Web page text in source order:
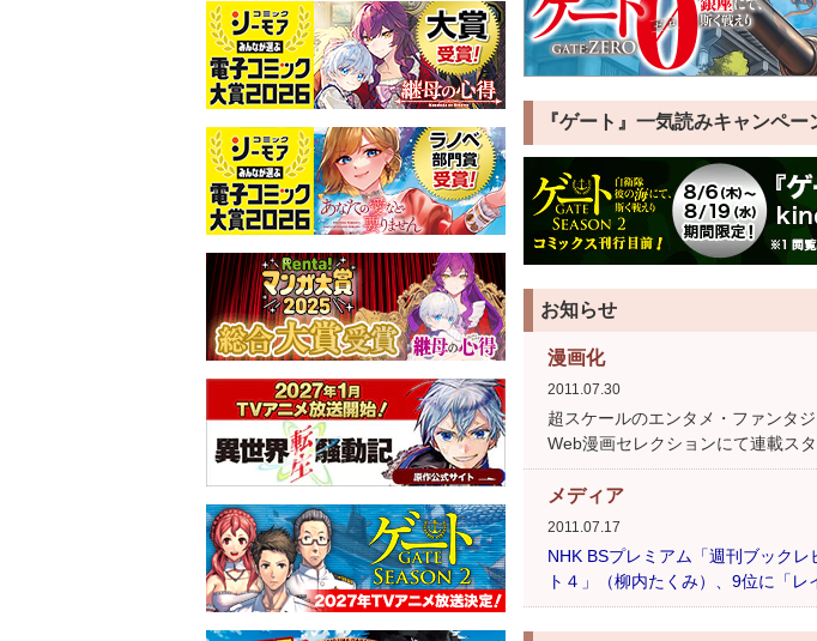
『ゲート』一気読みキャンペー
お知らせ
漫画化
2011.07.30
超スケールのエンタメ・ファンタ
Web漫画セレクションにて連載ス
メディア
2011.07.17
NHK BSプレミアム「週刊ブック
ト４」（柳内たくみ）、9位に「